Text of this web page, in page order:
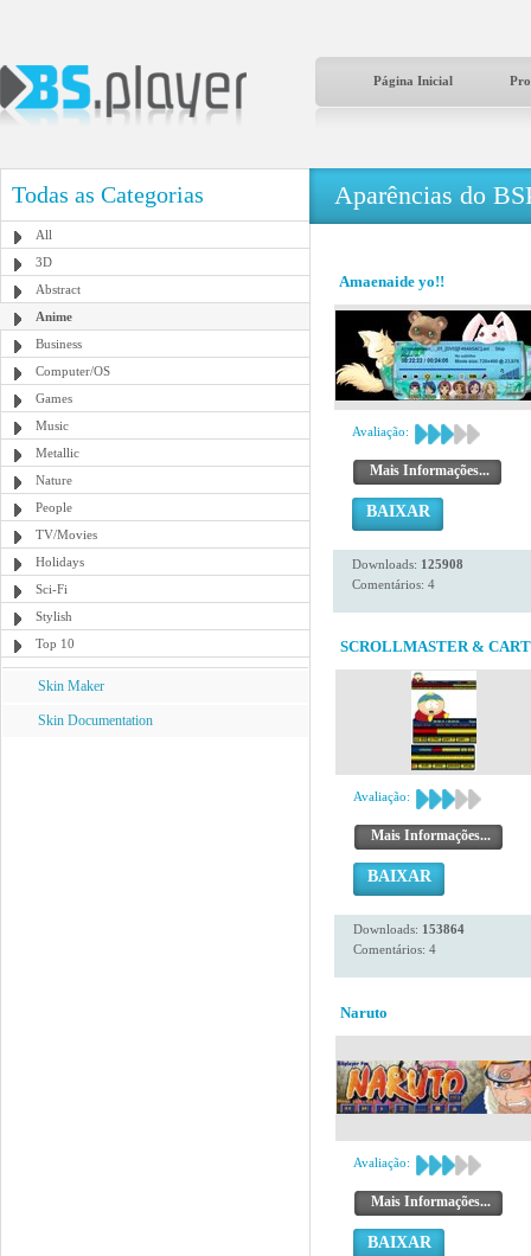
Página Inicial
Todas as Categorias
All
3D
Abstract
Anime
Business
Computer/OS
Games
Music
Metallic
Nature
People
TV/Movies
Holidays
Sci-Fi
Stylish
Top 10
Skin Maker
Skin Documentation
Aparências do
Amaenaide yo!!
Avaliação:
Mais Informações...
BAIXAR
Downloads: 125908
Comentários: 4
SCROLLMASTER &
Avaliação:
Mais Informações...
BAIXAR
Downloads: 153864
Comentários: 4
Naruto
Avaliação:
Mais Informações...
BAIXAR